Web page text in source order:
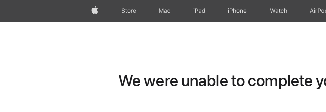
wzlhp Store Mac iPad iPhone Watch
We were unable to complete